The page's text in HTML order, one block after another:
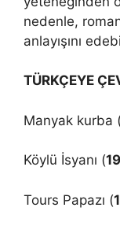
nedenle,
anlayışını
TÜRKÇEYE
Manyak kurba
Köylü İsyanı (
Tours Papazı (